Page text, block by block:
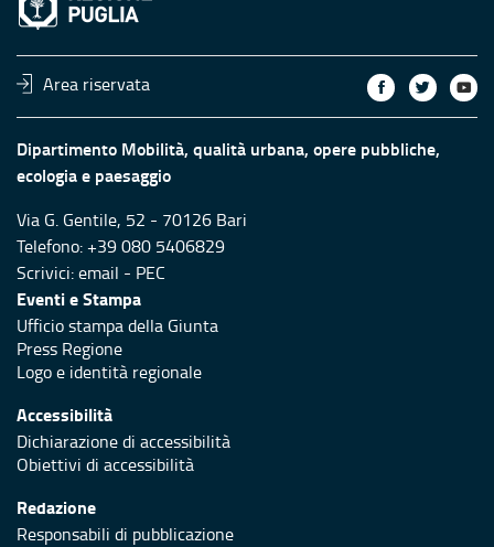
Area riservata
Dipartimento Mobilità, qualità urbana, opere pubbliche,
ecologia e paesaggio
Via G. Gentile, 52 - 70126 Bari
Telefono: +39 080 5406829
Scrivici:email - PEC
Eventi e Stampa
Ufficio stampa della Giunta
Press Regione
Logo e identità regionale
Accessibilità
Dichiarazione di accessibilità
Obiettivi di accessibilità
Redazione
Responsabili di pubblicazione